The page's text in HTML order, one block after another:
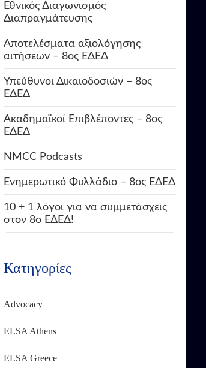
Εθνικός Διαγωνισμός
Διαπραγμάτευσης
Αποτελέσματα αξιολόγησης
αιτήσεων – 8ος ΕΔΕΔ
Υπεύθυνοι Δικαιοδοσιών – 8ος
ΕΔΕΔ
Ακαδημαϊκοί Επιβλέποντες – 8ος
ΕΔΕΔ
NMCC Podcasts
Ενημερωτικό Φυλλάδιο – 8ος ΕΔΕΔ
10 + 1 λόγοι για να συμμετάσχεις
στον 8ο ΕΔΕΔ!
Κατηγορίες
Advocacy
ELSA Athens
ELSA Greece